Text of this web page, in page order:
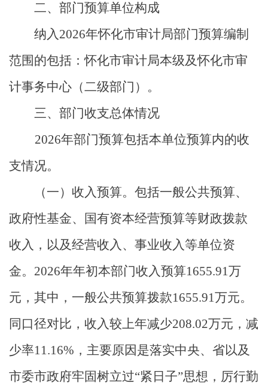
二、部门预算单位构成
纳入2026年怀化市审计局部门预算编制
范围的包括：怀化市审计局本级及怀化市审
计事务中心（二级部门）。
三、 部门收支总体情况
2026年部门预算包括本单位预算内的收
支情况。
（一）收入预算。 包括一般公共预算、
政府性基金、国有资本经营预算等财政拨款
收入，以及经营收入、事业收入等单位资
金。 2026年年初本部门收入预算1655.91万
元，其中，一般公共预算拨款1655.91万元。
同口径对比， 收入较上年减少208.02万元， 减
少率11.16% ， 主要原因是落实中央、省以及
市委市政府牢固树立过“紧日子”思想，厉行勤